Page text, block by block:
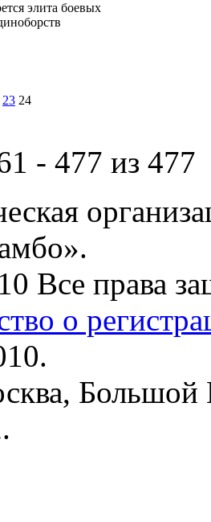
элита боевых
23 24
- 477 из 477
Все права
о
Большой